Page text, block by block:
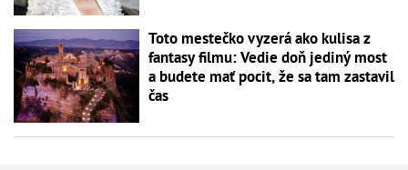
Toto mestečko vyzerá ako kulisa z
fantasy filmu: Vedie doň jediný most
a budete mať pocit, že sa tam zastavil
čas